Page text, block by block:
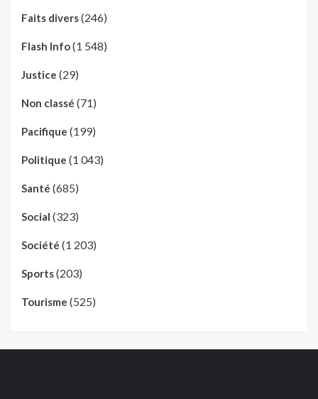
Faits divers(246)
Flash Info(1 548)
Justice (29)
Non classé (71)
Pacifique (199)
Politique (1 043)
Santé (685)
Social (323)
Société (1 203)
Sports(203)
Tourisme (525)